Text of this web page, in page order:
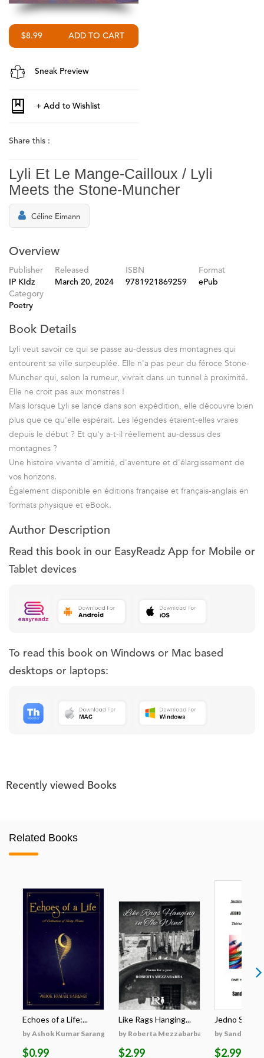
$8.99
Sneak Preview
Share this :
Lyli Et Le Mange-Cailloux / Lyli
Meets the Stone-Muncher
Céline Eimann
Overview
Publisher
IP KIdz
Released
March 20, 2024
ISBN
9781921869259
Format
ePub
Category
Poetry
Book Details
Lyli veut savoir ce qui se passe au-dessus des montagnes qui
entourent sa ville surpeuplée. Elle n'a pas peur du féroce Stone-
Muncher qui, selon la rumeur, vivrait dans un tunnel à proximité.
Elle ne croit pas aux monstres !
Mais lorsque Lyli se lance dans son expédition, elle découvre bien
plus que ce qu'elle espérait. Les légendes étaient-elles vraies
depuis le début ? Et qu'y a-t-il réellement au-dessus des
montagnes ?
Une histoire vivante d'amitié, d'aventure et d'élargissement de
vos horizons.
Également disponible en éditions française et français-anglais en
formats physique et eBook.
Author Description
Read this book in our EasyReadz App for Mobile or
Tablet devices
To read this book on Windows or Mac based
desktops or laptops:
Recently viewed Books
Related Books
Echoes of a Life:...
by Ashok Kumar Sarangi
$0.99
Like Rags Hanging...
by Roberta Mezzabarba
$2.99
Jedno Srce -
by Sandeep
$2.99